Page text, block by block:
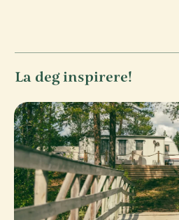
La deg inspirere!